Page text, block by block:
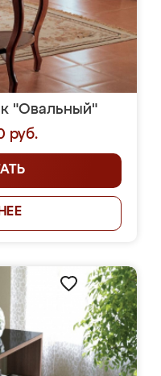
"Овальный"
руб.